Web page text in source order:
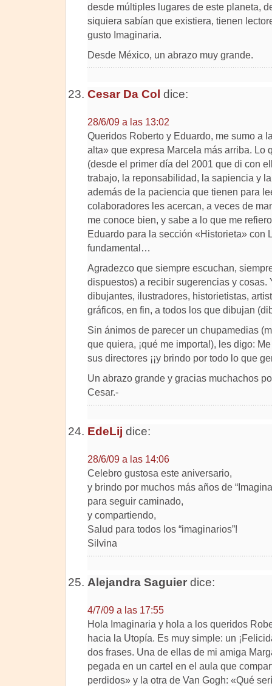
desde múltiples lugares de este planeta,
siquiera sabían que existiera, tienen
gusto Imaginaria.
Desde México, un abrazo muy grande.
Cesar Da Col dice:
28/6/09 a las 13:02
Queridos Roberto y Eduardo, me sumo a
alta» que expresa Marcela más arriba. Lo
(desde el primer día del 2001 que di con
trabajo, la reponsabilidad, la sapiencia y
además de la paciencia que tienen para
colaboradores les acercan, a veces de
me conoce bien, y sabe a lo que me
Eduardo para la sección «Historieta» con
fundamental…
Agradezco que siempre escuchan,
dispuestos) a recibir sugerencias y cosas.
dibujantes, ilustradores, historietistas,
gráficos, en fin, a todos los que dibujan
Sin ánimos de parecer un chupamedias
que quiera, ¡qué me importa!), les digo:
sus directores ¡¡y brindo por todo lo que
Un abrazo grande y gracias muchachos
Cesar.-
EdeLij dice:
28/6/09 a las 14:06
Celebro gustosa este aniversario,
y brindo por muchos más años de
para seguir caminado,
y compartiendo,
Salud para todos los “imaginarios”!
Silvina
Alejandra Saguierdice:
4/7/09 a las 17:55
Hola Imaginaria y hola a los queridos
hacia la Utopía. Es muy simple: un
dos frases. Una de ellas de mi amiga
pegada en un cartel en el aula que
perdidos» y la otra de Van Gogh: «Qué